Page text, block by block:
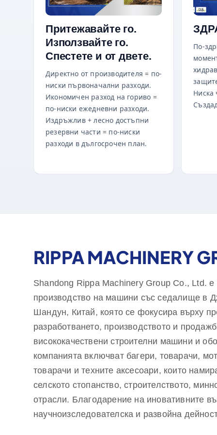
Притежавайте го.
Използвайте го.
Спестете и от двете.
Директно от производителя = по-
ниски първоначални разходи.
Икономичен разход на гориво =
по-ниски ежедневни разходи.
Издръжлив + лесно достъпни
резервни части = по-ниски
разходи в дългосрочен план.
По-
Ниска
RIPPA MACHINERY
Shandong Rippa Machinery Group Co., Ltd.
производство на машини със седалище в
Шандун, Китай, която се фокусира върху
разработването, производството и
висококачествени строителни машини и
компанията включват багери, товарачи,
товарачи и техните аксесоари, които
селското стопанство, строителството,
отрасли. Благодарение на иновативните
научноизследователска и развойна